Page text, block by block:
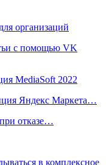
организаций
с помощью VK
MediaSoft 2022
Яндекс Маркета…
отказе…
в комплексное